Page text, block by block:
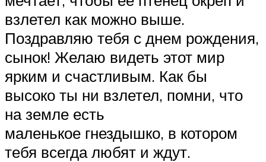
взлетел как можно выше.
Поздравляю тебя с днем рождения,
сынок! Желаю видеть этот мир
ярким и счастливым. Как бы
высоко ты ни взлетел, помни, что
на земле есть
маленькое гнездышко, в котором
тебя всегда любят и ждут.